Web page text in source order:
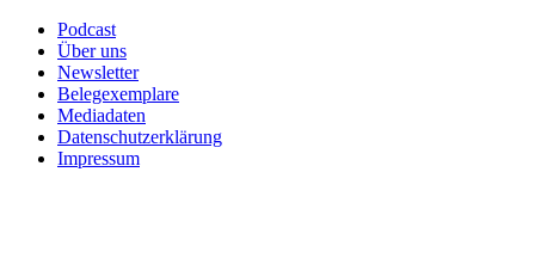
Podcast
Über uns
Newsletter
Belegexemplare
Mediadaten
Datenschutzerklärung
Impressum